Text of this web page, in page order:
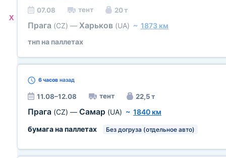
X
07.08 тент 20 т
Прага (CZ) — Харьков (UA) ~ 1873 км
тнп на паллетах
6 часов назад
11.08–12.08 тент 22,5 т
Прага (CZ) — Самар (UA) ~ 1840 км
бумага на паллетах
Без догруза (отдельное авто)